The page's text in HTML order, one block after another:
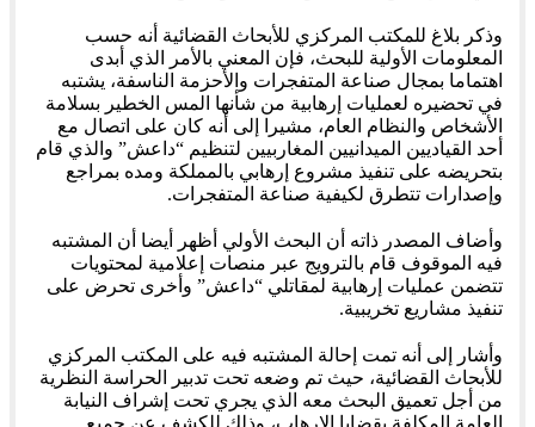
وذكر بلاغ للمكتب المركزي للأبحاث القضائية أنه حسب
المعلومات الأولية للبحث، فإن المعني بالأمر الذي أبدى
اهتماما بمجال صناعة المتفجرات والأحزمة الناسفة، يشتبه
في تحضيره لعمليات إرهابية من شأنها المس الخطير بسلامة
الأشخاص والنظام العام، مشيرا إلى أنه كان على اتصال مع
أحد القياديين الميدانيين المغاربيين لتنظيم “داعش” والذي قام
بتحريضه على تنفيذ مشروع إرهابي بالمملكة ومده بمراجع
وإصدارات تتطرق لكيفية صناعة المتفجرات.
وأضاف المصدر ذاته أن البحث الأولي أظهر أيضا أن المشتبه
فيه الموقوف قام بالترويج عبر منصات إعلامية لمحتويات
تتضمن عمليات إرهابية لمقاتلي “داعش” وأخرى تحرض على
تنفيذ مشاريع تخريبية.
وأشار إلى أنه تمت إحالة المشتبه فيه على المكتب المركزي
للأبحاث القضائية، حيث تم وضعه تحت تدبير الحراسة النظرية
من أجل تعميق البحث معه الذي يجري تحت إشراف النيابة
العامة المكلفة بقضايا الإرهاب، وذلك للكشف عن جميع